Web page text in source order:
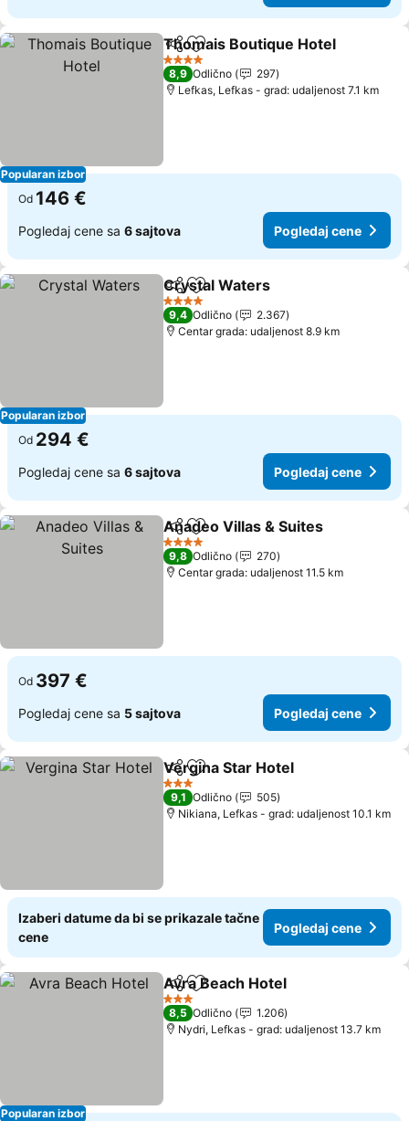
Popularan izbor
Deli Dodati u favorite
Thomais Boutique Hotel
4 Zvezdice
8,9 Odlično
297
Lefkas, Lefkas - grad: udaljenost 7.1 km
Od 146 €
Pogledaj cene sa 6 sajtova Pogledaj cene
Popularan izbor
Deli Dodati u favorite
Crystal Waters
4 Zvezdice
9,4 Odlično
2.367
Centar grada: udaljenost 8.9 km
Od 294 €
Pogledaj cene sa 6 sajtova Pogledaj cene
Deli Dodati u favorite
Anadeo Villas & Suites
4 Zvezdice
9,8 Odlično
270
Centar grada: udaljenost 11.5 km
Od 397 €
Pogledaj cene sa 5 sajtova Pogledaj cene
Deli Dodati u favorite
Vergina Star Hotel
3 Zvezdice
9,1 Odlično
505
Nikiana, Lefkas - grad: udaljenost 10.1 km
Izaberi datume da bi se prikazale tačne
cene
Pogledaj cene
Popularan izbor
Deli Dodati u favorite
Avra Beach Hotel
3 Zvezdice
8,5 Odlično
1.206
Nydri, Lefkas - grad: udaljenost 13.7 km